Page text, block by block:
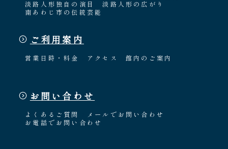
淡路人形独自の演目
淡路人形の広がり
南あわじ市の伝統芸能
ご利用案内
営業日時・料金 アクセス 館内のご案内
お問い合わせ
よくあるご質問
メールでお問い合わせ
お電話でお問い合わせ